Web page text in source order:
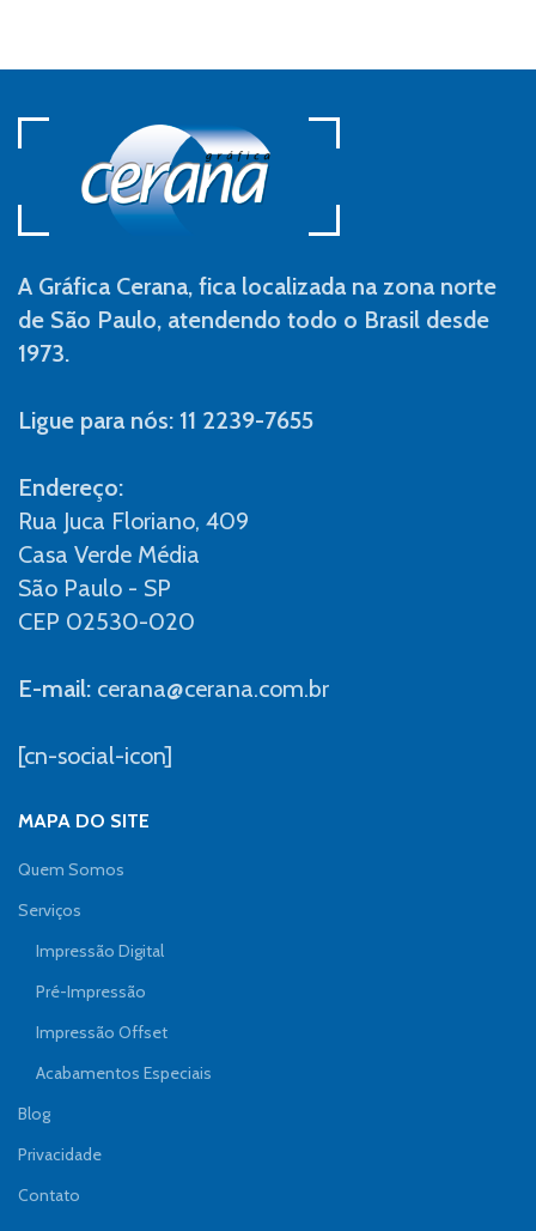
A Gráfica Cerana, fica localizada na zona norte
de São Paulo, atendendo todo o Brasil desde
1973.
Ligue para nós: 11 2239-7655
Endereço:
Rua Juca Floriano, 409
Casa Verde Média
São Paulo - SP
CEP 02530-020
E-mail: cerana@cerana.com.br
[cn-social-icon]
MAPA DO SITE
Quem Somos
Serviços
Impressão Digital
Pré-Impressão
Impressão Offset
Acabamentos Especiais
Blog
Privacidade
Contato